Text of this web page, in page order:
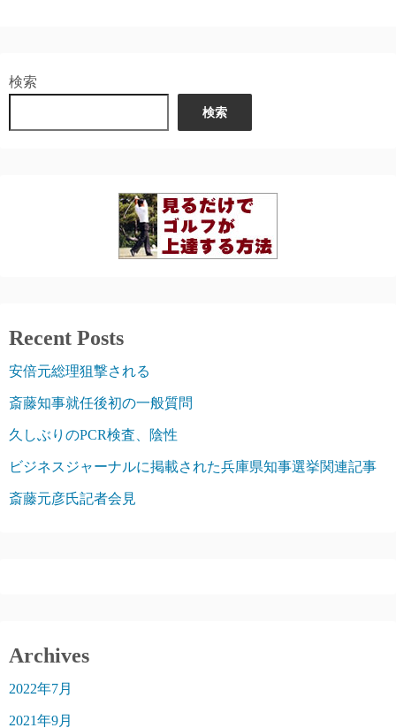
検索
検索
Recent Posts
安倍元総理狙撃される
斎藤知事就任後初の一般質問
久しぶりのPCR検査、陰性
ビジネスジャーナルに掲載された兵庫県知事選挙関連記事
斎藤元彦氏記者会見
Archives
2022年7月
2021年9月